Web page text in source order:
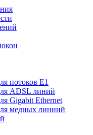
потоков Е1
ADSL линий
Gigabit Ethernet
медных линиий